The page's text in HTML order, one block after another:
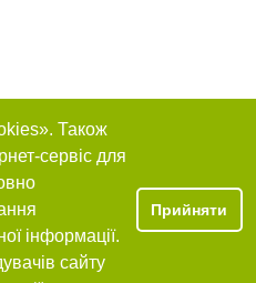
Також
сервіс для
інформації.
сайту
Прийняти